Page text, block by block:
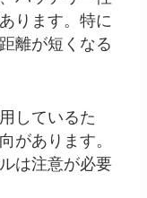
ります。特に
離が短くなる
しているた
があります。
は注意が必要